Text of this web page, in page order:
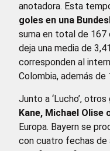
anotadora. Esta
goles en una
suma en total de 167
deja una media de
corresponden al
Colombia, además de
Junto a ‘Lucho’,
Kane, Michael Olise
Europa. Bayern se
con cuatro fechas de